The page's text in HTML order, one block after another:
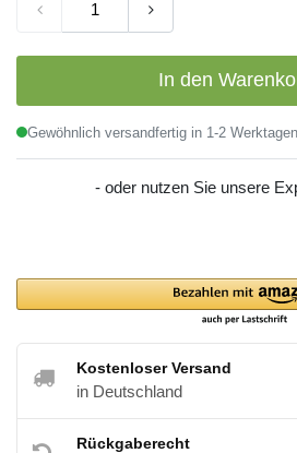
In den
Gewöhnlich versandfertig in 1-2 Werktagen
- oder nutzen Sie unsere
Kostenloser Versand
in Deutschland
Rückgaberecht